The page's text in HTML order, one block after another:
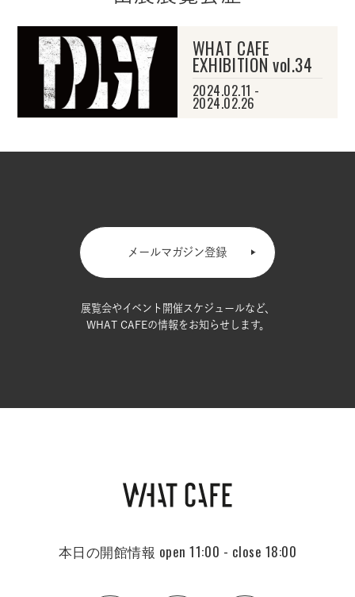
WHAT CAFE
EXHIBITION vol.34
2024.02.11 -
2024.02.26
メールマガジン登録
展覧会やイベント開催スケジュールなど、
WHAT CAFEの情報をお知らせします。
本日の開館情報 open 11:00 - close 18:00